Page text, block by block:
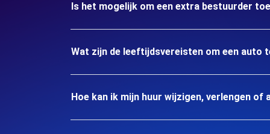
Is het mogelijk om een extra bestuurder
Wat zijn de leeftijdsvereisten om een auto
Hoe kan ik mijn huur wijzigen, verlengen of